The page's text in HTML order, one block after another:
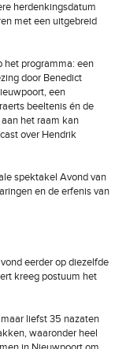
herdenkingsdatum
met een uitgebreid
het programma: een
door Benedict
een
beeltenis én de
het raam kan
over Hendrik
spektakel Avond van
en de erfenis van
eerder op diezelfde
kreeg postuum het
liefst 35 nazaten
waaronder heel